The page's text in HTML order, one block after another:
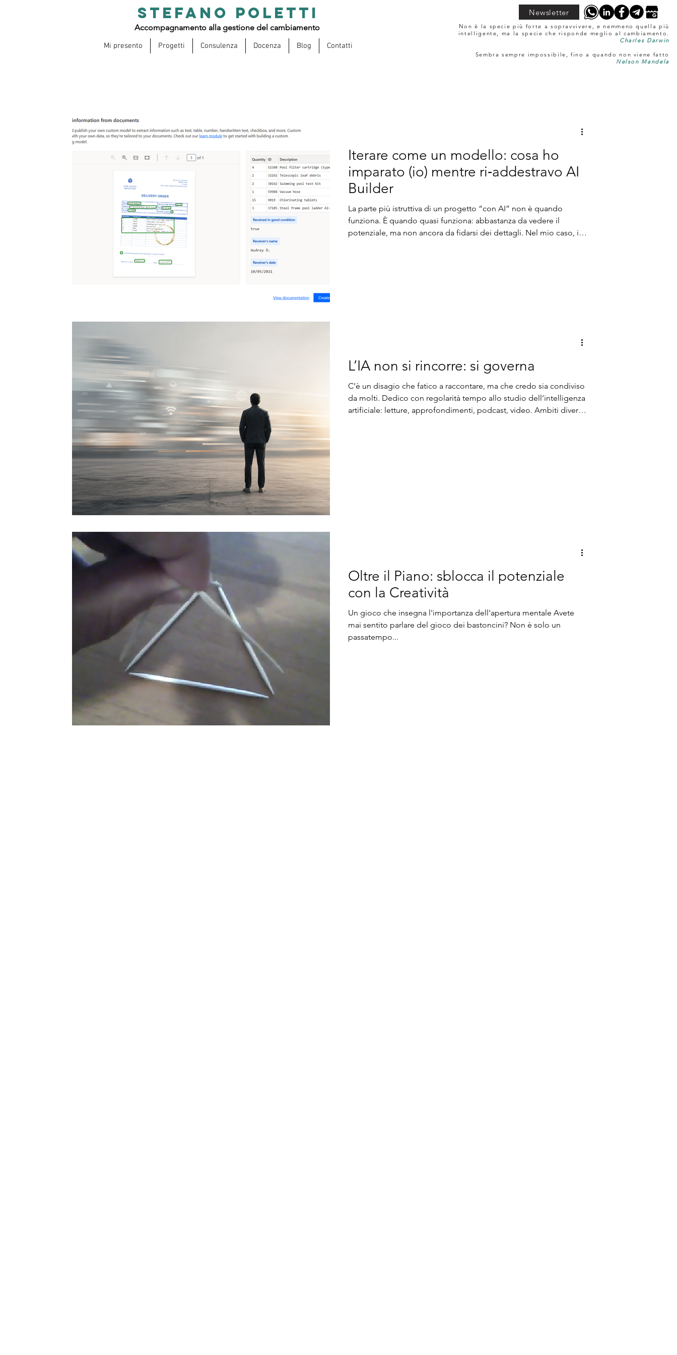
STEFANO POLETTI
Accompagnamento alla gestione del cambiamento
Mi presento Progetti Consulenza Docenza Blog Contatti
Newsletter
Non è la specie più forte a sopravvivere, e nemmeno quella più
intelligente, ma la specie che risponde meglio al cambiamento.
Charles Darwin
Sembra sempre impossibile, fino a quando non viene fatto
Nelson Mandela
Iterare come un modello: cosa ho
imparato (io) mentre ri‑addestravo AI
Builder
La parte più istruttiva di un progetto “con AI” non è quando
funziona. È quando quasi funziona: abbastanza da vedere il
potenziale, ma non ancora da fidarsi dei dettagli. Nel mio caso, il
L’IA non si rincorre: si governa
C’è un disagio che fatico a raccontare, ma che credo sia condiviso
da molti. Dedico con regolarità tempo allo studio dell’intelligenza
artificiale: letture, approfondimenti, podcast, video. Ambiti diversi,
Oltre il Piano: sblocca il potenziale
con la Creatività
Un gioco che insegna l'importanza dell'apertura mentale Avete
mai sentito parlare del gioco dei bastoncini? Non è solo un
passatempo...